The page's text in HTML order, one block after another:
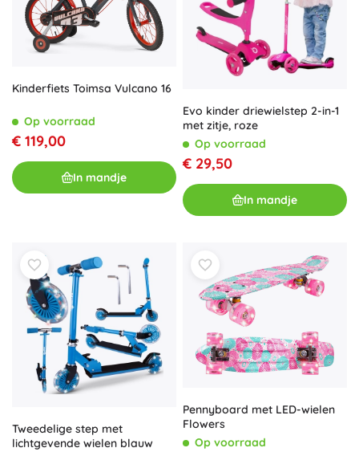
Kinderfiets Toimsa Vulcano 16
Op voorraad
€ 119,00
In mandje
Evo kinder driewielstep 2-in-1
met zitje, roze
Op voorraad
€ 29,50
In mandje
Tweedelige step met
lichtgevende wielen blauw
Pennyboard met LED-wielen
Flowers
Op voorraad